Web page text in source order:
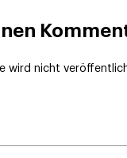
wird nicht